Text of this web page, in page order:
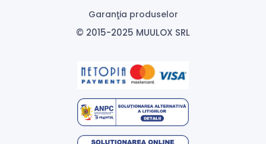
Garanţia produselor
© 2015-2025 MUULOX SRL